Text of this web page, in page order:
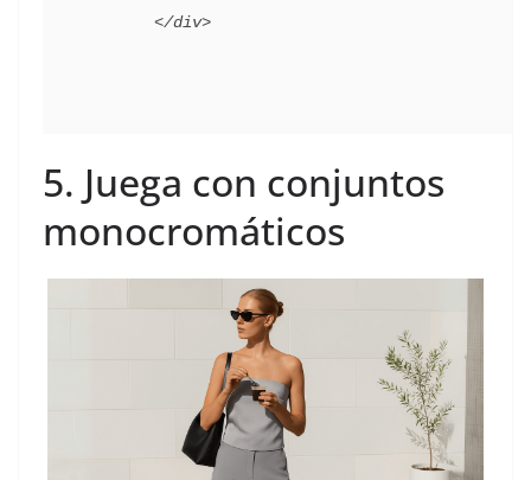
5. Juega con conjuntos
monocromáticos